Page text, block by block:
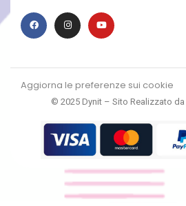
Aggiorna le preferenze sui cookie
© 2025 Dynit – Sito Realizzato da